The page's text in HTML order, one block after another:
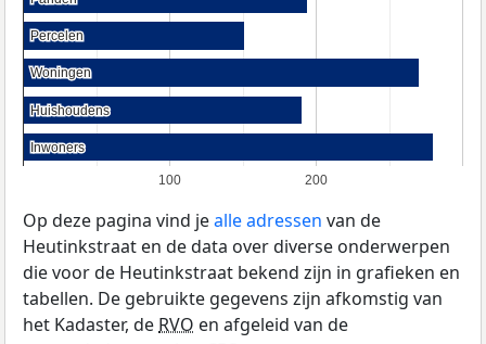
100 200
Percelen
Percelen
Woningen
Woningen
Huishoudens
Huishoudens
Inwoners
Inwoners
Op deze pagina vind jealle adressen van de
Heutinkstraat en de data over diverse onderwerpen
die voor de Heutinkstraat bekend zijn in grafieken en
tabellen. De gebruikte gegevens zijn afkomstig van
het Kadaster, deRVO en afgeleid van de